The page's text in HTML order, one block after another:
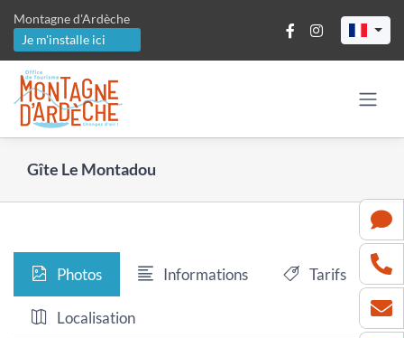
contenu
Montagne d'Ardèche
Je m'installe ici
Gîte Le Montadou
Photos Informations Tarifs
Localisation